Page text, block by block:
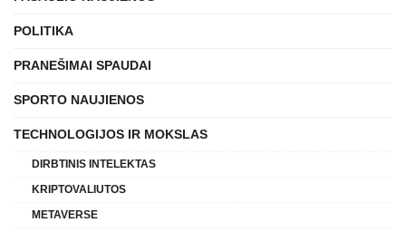
POLITIKA
PRANEŠIMAI SPAUDAI
SPORTO NAUJIENOS
TECHNOLOGIJOS IR MOKSLAS
DIRBTINIS INTELEKTAS
KRIPTOVALIUTOS
METAVERSE